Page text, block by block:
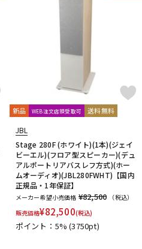
新品 WEB注文店頭受取可 送料無料
JBL
Stage 280F (ホワイト)(1本)(ジェイ
ビーエル)(フロア型スピーカー)(デュ
アルポートリアバスレフ方式)(ホー
ムオーディオ)(JBL280FWHT)【国内
正規品・1年保証】
メーカー希望小売価格 ¥82,500
（税込）
販売価格¥82,500(税込)
ポイント：5%(3750pt)